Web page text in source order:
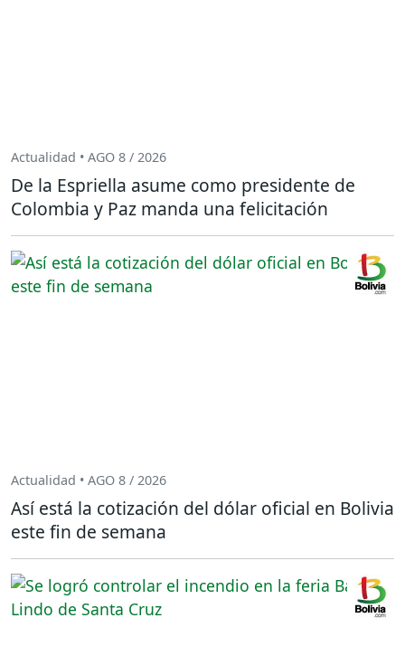
Actualidad • AGO 8 / 2026
De la Espriella asume como presidente de
Colombia y Paz manda una felicitación
Actualidad • AGO 8 / 2026
Así está la cotización del dólar oficial en Bolivia
este fin de semana